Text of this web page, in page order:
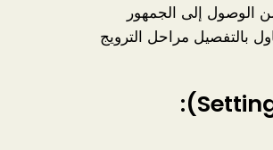
الوصول إلى الجمهور
بالتفصيل مراحل الترويج